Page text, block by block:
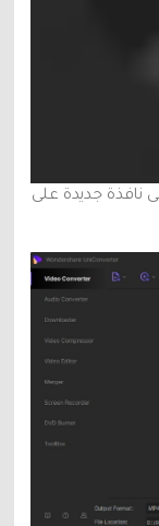
نافذة جديدة على